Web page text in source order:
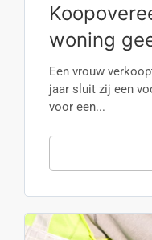
woning
Een vrouw
jaar sluit zij een
voor een...